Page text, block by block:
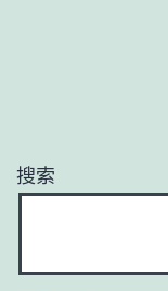
搜索